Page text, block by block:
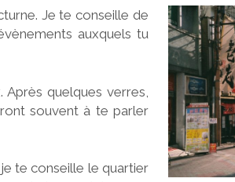
Je te conseille de
auxquels tu
quelques verres,
souvent à te parler
te conseille le quartier